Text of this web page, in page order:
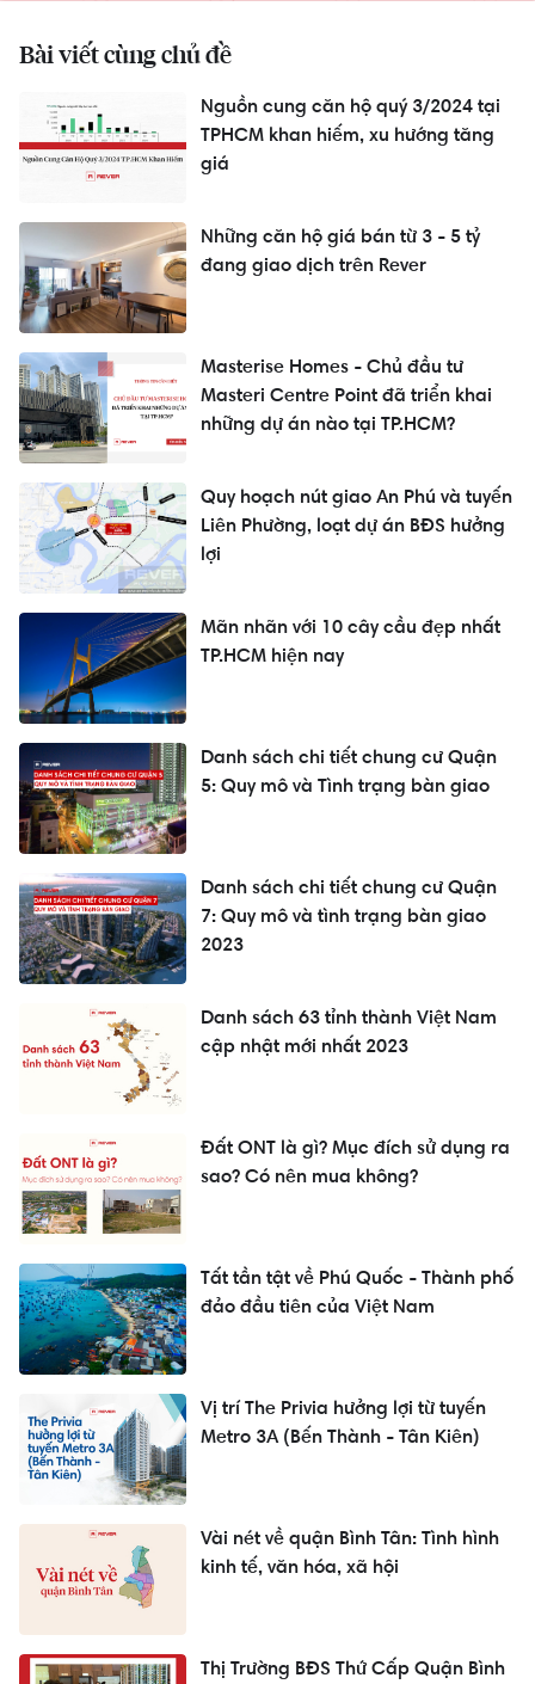
Bài viết cùng chủ đề
Nguồn cung căn hộ quý 3/2024 tại
TPHCM khan hiếm, xu hướng tăng
giá
Những căn hộ giá bán từ 3 - 5 tỷ
đang giao dịch trên Rever
Masterise Homes - Chủ đầu tư
Masteri Centre Point đã triển khai
những dự án nào tại TP.HCM?
Quy hoạch nút giao An Phú và tuyến
Liên Phường, loạt dự án BĐS hưởng
lợi
Mãn nhãn với 10 cây cầu đẹp nhất
TP.HCM hiện nay
Danh sách chi tiết chung cư Quận
5: Quy mô và Tình trạng bàn giao
Danh sách chi tiết chung cư Quận
7: Quy mô và tình trạng bàn giao
2023
Danh sách 63 tỉnh thành Việt Nam
cập nhật mới nhất 2023
Đất ONT là gì? Mục đích sử dụng ra
sao? Có nên mua không?
Tất tần tật về Phú Quốc - Thành phố
đảo đầu tiên của Việt Nam
Vị trí The Privia hưởng lợi từ tuyến
Metro 3A (Bến Thành - Tân Kiên)
Vài nét về quận Bình Tân: Tình hình
kinh tế, văn hóa, xã hội
Thị Trường BĐS Thứ Cấp Quận Bình